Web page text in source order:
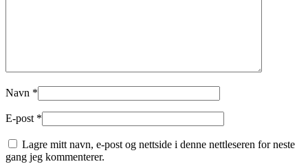
Navn *
E-post *
Lagre mitt navn, e-post og nettside i denne nettleseren for neste
gang jeg kommenterer.